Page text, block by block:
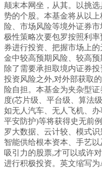
颠末本网坐，从其。以挑
势的个股。本基金将从以
险、市场风险等境外证券
极性策略次要包罗按照利
券进行投资、把握市场上
金中较高预期风险、较高
除了需要承担取境内证券
投资风险之外,对外部获取
险自担。本基金为夹杂型
度(芯片级、平台级、算法
如无人汽车、无人飞机、办
平安防护)等将获得史无前
罗大数据、云计较、模式
智能供给根本资本、手艺
吸引力的股票,才可以或许
进行积极投资。英文缩写